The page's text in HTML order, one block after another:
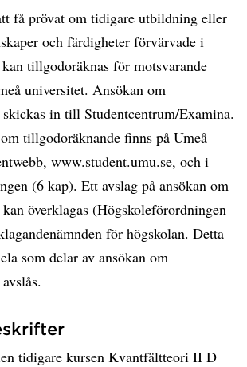
få prövat om tidigare utbildning eller
och färdigheter förvärvade i
tillgodoräknas för motsvarande
universitet. Ansökan om
in till Studentcentrum/Examina.
tillgodoräknande finns på Umeå
www.student.umu.se, och i
(6 kap). Ett avslag på ansökan om
överklagas (Högskoleförordningen
för högskolan. Detta
som delar av ansökan om
tidigare kursen Kvantfältteori II D